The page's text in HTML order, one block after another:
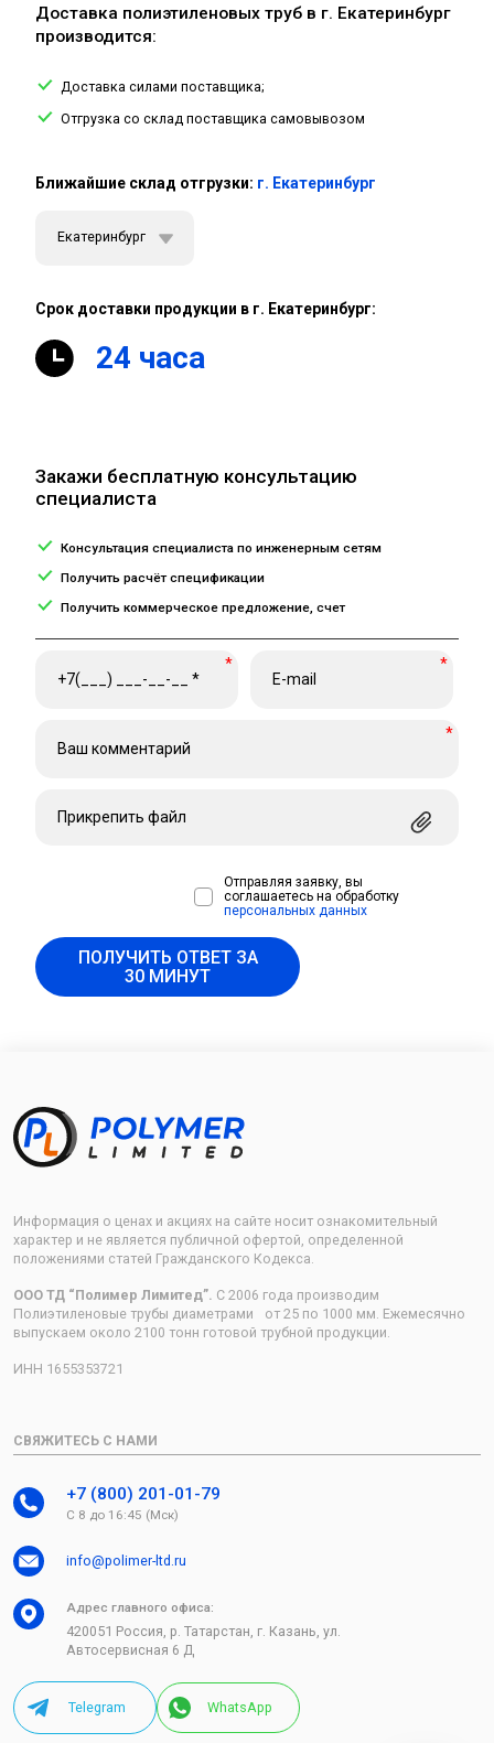
Доставка полиэтиленовых труб в г. Екатеринбург
производится:
Доставка силами поставщика;
Отгрузка со склад поставщика самовывозом
Ближайшие склад отгрузки: г. Екатеринбург
Екатеринбург
Срок доставки продукции в г. Екатеринбург:
24 часа
Закажи бесплатную консультацию
специалиста
Консультация специалиста по инженерным сетям
Получить расчёт спецификации
Получить коммерческое предложение, счет
* *
*
Прикрепить файл
Отправляя заявку, вы
соглашаетесь на обработку
персональных данных
ПОЛУЧИТЬ ОТВЕТ ЗА
30 МИНУТ
Информация о ценах и акциях на сайте носит ознакомительный
характер и не является публичной офертой, определенной
положениями статей Гражданского Кодекса.
ООО ТД “Полимер Лимитед”. С 2006 года производим
Полиэтиленовые трубы диаметрами от 25 по 1000 мм. Ежемесячно
выпускаем около 2100 тонн готовой трубной продукции.
ИНН 1655353721
СВЯЖИТЕСЬ С НАМИ
+7 (800) 201-01-79
С 8 до 16:45 (Мск)
info@polimer-ltd.ru
Адрес главного офиса:
420051 Россия, р. Татарстан, г. Казань, ул.
Автосервисная 6 Д
Telegram WhatsApp